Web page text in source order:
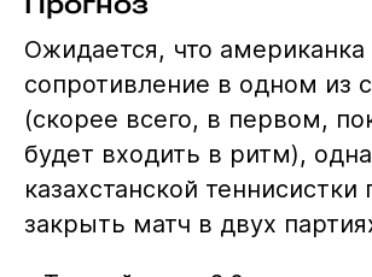
Ожидается, что американка
сопротивление в одном из
(скорее всего, в первом,
будет входить в ритм),
казахстанской теннисистки
закрыть матч в двух